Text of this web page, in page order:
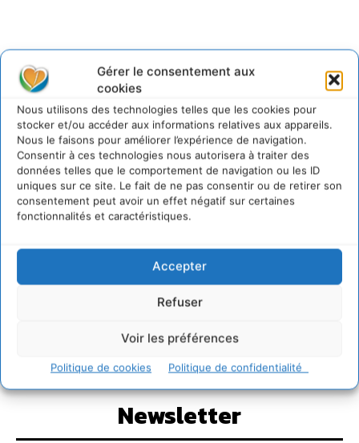
Gérer le consentement aux
cookies
Nous utilisons des technologies telles que les cookies pour
stocker et/ou accéder aux informations relatives aux appareils.
Nous le faisons pour améliorer l’expérience de navigation.
Consentir à ces technologies nous autorisera à traiter des
données telles que le comportement de navigation ou les ID
uniques sur ce site. Le fait de ne pas consentir ou de retirer son
consentement peut avoir un effet négatif sur certaines
fonctionnalités et caractéristiques.
Accepter
Refuser
Voir les préférences
Politique de cookies Politique de confidentialité
Lire aussi
Soutenir un pastoralisme durable en faveur de
socio-écosystèmes résilients
6 août 2026
S’inspirer de l’arbre pour un modèle
économique régénératif du vivant …
5 août 2026
entreprises à devenir des alliées du vivant
Comment le sol français a perdu sa mémoire
hydrique et déréglé tout le territoire (2020-
Newsletter